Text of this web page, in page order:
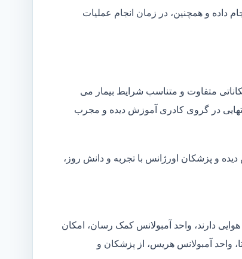
داده و همچنین، در زمان انجام عملیات
متفاوت و متناسب شرایط بیمار می
در گروی کادری آموزش دیده و مجرب
و پزشکان اورژانس با تجربه و دانش روز،
دارند، واحد آمبولانس کمک رسان، امکان
واحد آمبولانس هریس، از پزشکان و